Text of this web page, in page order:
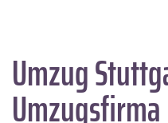
Umzug
Umzugsfirma